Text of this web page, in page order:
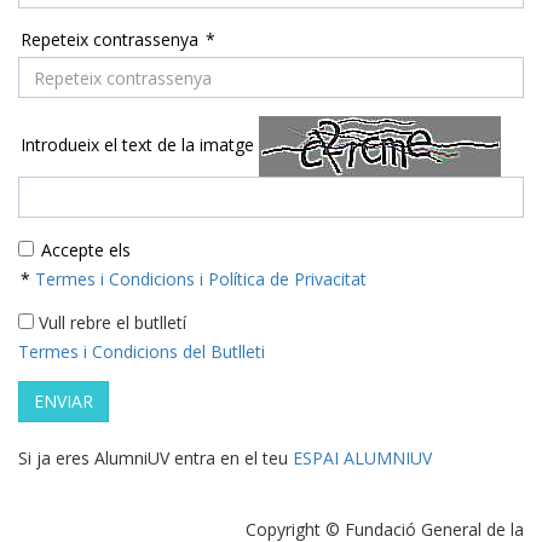
Repeteix contrassenya *
Introdueix el text de la imatge
Accepte els
* Termes i Condicions i Política de Privacitat
Vull rebre el butlletí
Termes i Condicions del Butlleti
ENVIAR
Si ja eres AlumniUV entra en el teu ESPAI ALUMNIUV
Copyright © Fundació General de la